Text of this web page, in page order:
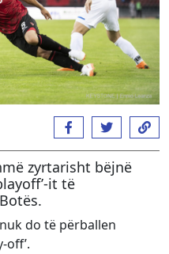
zyrtarisht bëjnë
it të
do të përballen
off’.